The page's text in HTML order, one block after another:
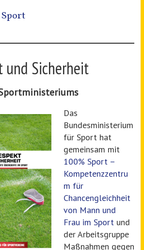
Sport
und Sicherheit
Das
Bundesministerium
für Sport hat
gemeinsam mit
100% Sport –
Kompetenzzentru
m für
Chancengleichheit
von Mann und
Frau im Sportund
der Arbeitsgruppe
Maßnahmen gegen